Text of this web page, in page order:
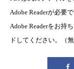
Adobe Readerが必要で
Adobe Readerをお持
ドしてください。（無